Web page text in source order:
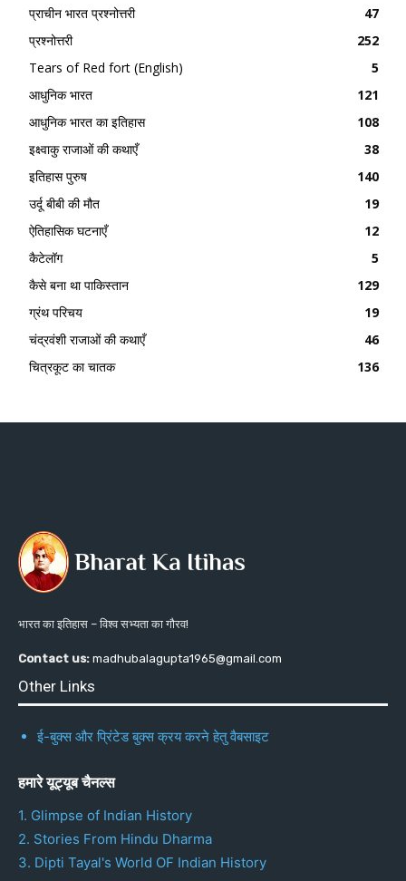
प्राचीन भारत प्रश्नोत्तरी
47
प्रश्नोत्तरी
252
Tears of Red fort (English)
5
आधुनिक भारत
121
आधुनिक भारत का इतिहास
108
इक्ष्वाकु राजाओं की कथाएँ
38
इतिहास पुरुष
140
उर्दू बीबी की मौत
19
ऐतिहासिक घटनाएँ
12
कैटेलॉग
5
कैसे बना था पाकिस्तान
129
ग्रंथ परिचय
19
चंद्रवंशी राजाओं की कथाएँ
46
चित्रकूट का चातक
136
भारत का इतिहास – विश्व सभ्यता का गौरव!
Contact us: madhubalagupta1965@gmail.com
Other Links
ई-बुक्स और प्रिंटेड बुक्स क्रय करने हेतु वैबसाइट
हमारे यूट्यूब चैनल्स
1. Glimpse of Indian History
2. Stories From Hindu Dharma
3. Dipti Tayal's World OF Indian History